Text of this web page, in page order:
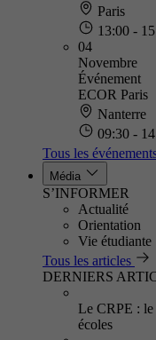
Paris
13:00 -
04
Novembre
Événement
ECOR Paris
Nanterre
09:30 -
Tous les
Média
S’INFORMER
Actualité
Orientation
Vie étudiante
Tous les articles
DERNIERS
Le CRPE : le
écoles